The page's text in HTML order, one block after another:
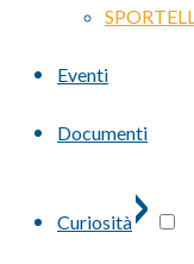
Eventi
Documenti
Curiosità›